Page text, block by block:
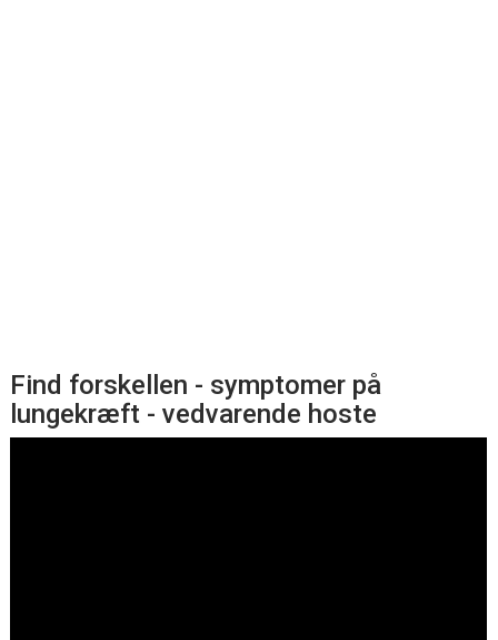
Find forskellen - symptomer på
lungekræft - vedvarende hoste